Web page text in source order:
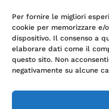
Per fornire le migliori
cookie per memorizzare
dispositivo. Il consenso a
elaborare dati come il
questo sito. Non
negativamente su alcune
9/11 – 24122
REA BG-166254 |